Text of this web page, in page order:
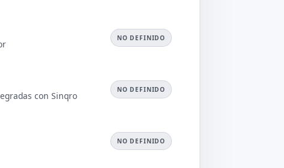
NO DEFINIDO
con Sinqro
NO DEFINIDO
NO DEFINIDO